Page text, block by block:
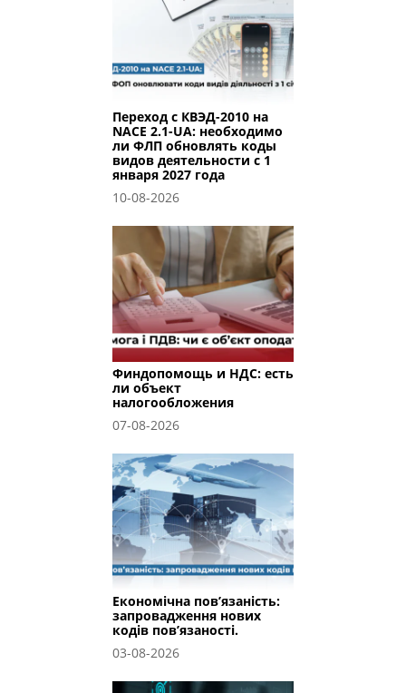
Переход с КВЭД-2010 на
NACE 2.1-UA: необходимо
ли ФЛП обновлять коды
видов деятельности с 1
января 2027 года
10-08-2026
Финдопомощь и НДС: есть
ли объект
налогообложения
07-08-2026
Економічна пов’язаність:
запровадження нових
кодів пов’язаності.
03-08-2026